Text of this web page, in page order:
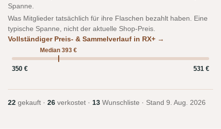
Spanne.
Was Mitglieder tatsächlich für ihre Flaschen bezahlt haben. Eine
typische Spanne, nicht der aktuelle Shop-Preis.
Vollständiger Preis- & Sammelverlauf in RX+ →
Median 393 €
350 € 531 €
22 gekauft · 26 verkostet · 13 Wunschliste · Stand 9. Aug. 2026